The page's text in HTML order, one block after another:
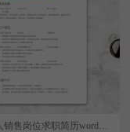
黄色个人销售岗位求职简历word模板